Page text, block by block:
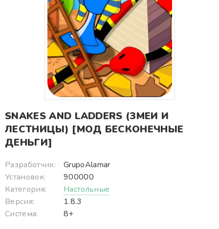
SNAKES AND LADDERS (ЗМЕИ И
ЛЕСТНИЦЫ) [МОД БЕСКОНЕЧНЫЕ
ДЕНЬГИ]
Разработчик:
GrupoAlamar
Установок:
900000
Категория:
Настольные
Версия:
1.8.3
Система:
8+